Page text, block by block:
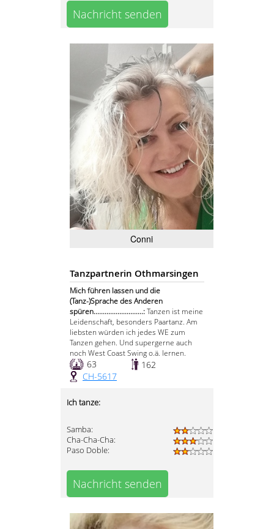
Nachricht senden
Conni
Tanzpartnerin Othmarsingen
Mich führen lassen und die
(Tanz-)Sprache des Anderen
spüren...........................:Tanzen ist meine
Leidenschaft, besonders Paartanz. Am
liebsten würden ich jedes WE zum
Tanzen gehen. Und supergerne auch
noch West Coast Swing o.ä. lernen.
63
162
CH-5617
Ich tanze:
Samba:
Cha-Cha-Cha:
Paso Doble:
Nachricht senden